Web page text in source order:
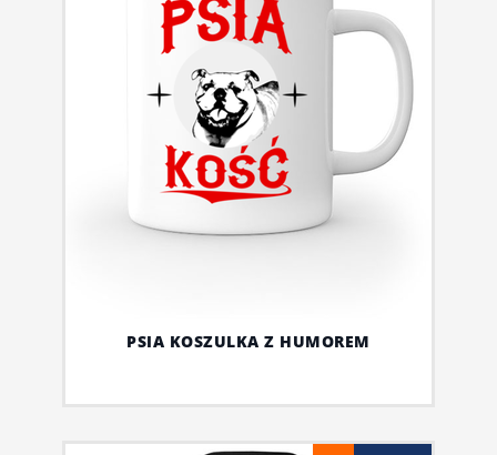
PSIA KOSZULKA Z HUMOREM